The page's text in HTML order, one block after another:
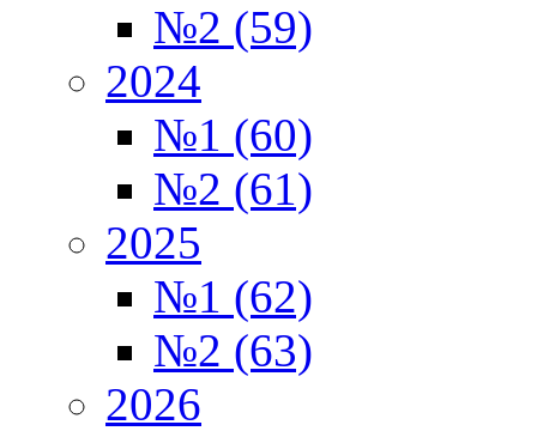
№2 (59)
2024
№1 (60)
№2 (61)
2025
№1 (62)
№2 (63)
2026